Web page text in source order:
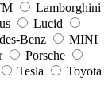
Lamborghini
Lucid
Benz
MINI
Porsche
Tesla
Toyota